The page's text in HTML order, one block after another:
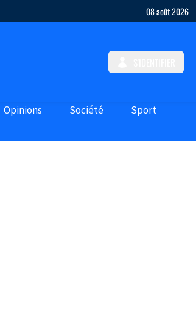
08 août 2026
Opinions Société Sport